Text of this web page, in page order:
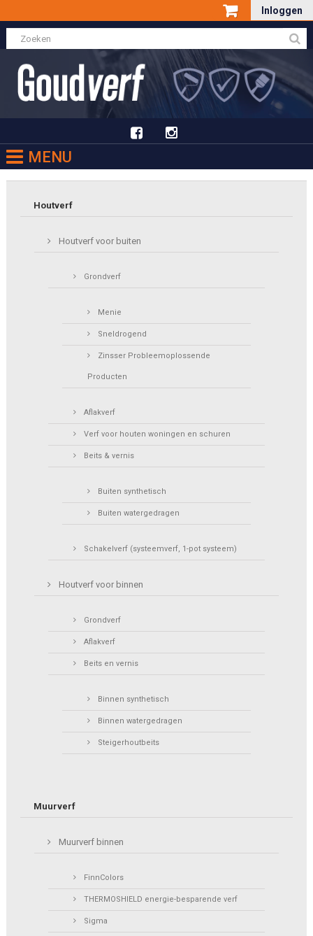
Inloggen
MENU
Houtverf
Houtverf voor buiten
Grondverf
Menie
Sneldrogend
Zinsser Probleemoplossende
Producten
Aflakverf
Verf voor houten woningen en schuren
Beits & vernis
Buiten synthetisch
Buiten watergedragen
Schakelverf (systeemverf, 1-pot systeem)
Houtverf voor binnen
Grondverf
Aflakverf
Beits en vernis
Binnen synthetisch
Binnen watergedragen
Steigerhoutbeits
Muurverf
Muurverf binnen
FinnColors
THERMOSHIELD energie-besparende verf
Sigma